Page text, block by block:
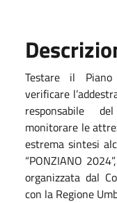
Testare il Piano
verificare
responsabile
monitorare le
estrema sintesi
“PONZIANO
organizzata dal
con la Regione